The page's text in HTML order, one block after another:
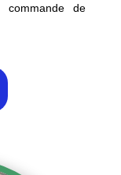
commande de